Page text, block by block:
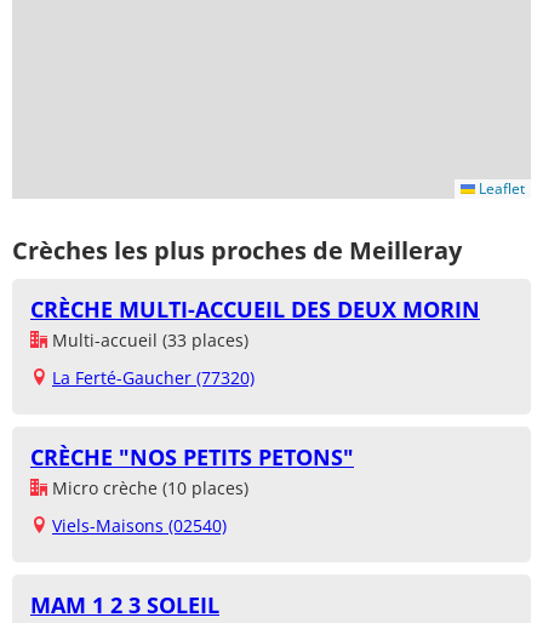
Leaflet
Crèches les plus proches de Meilleray
CRÈCHE MULTI-ACCUEIL DES DEUX MORIN
Multi-accueil (33 places)
La Ferté-Gaucher (77320)
CRÈCHE "NOS PETITS PETONS"
Micro crèche (10 places)
Viels-Maisons (02540)
MAM 1 2 3 SOLEIL